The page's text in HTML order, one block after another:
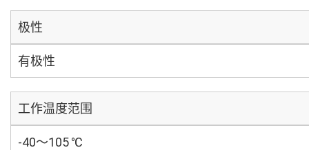
极性
有极性
工作温度范围
-40～105 ℃